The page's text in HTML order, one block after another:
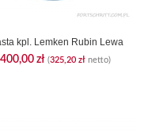
kpl. Lemken Rubin Lewa
400,00 zł (325,20 zł netto)